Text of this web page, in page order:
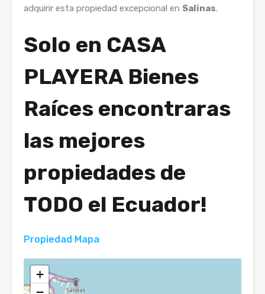
adquirir esta propiedad excepcional en Salinas.
Solo en CASA
PLAYERA Bienes
Raíces encontraras
las mejores
propiedades de
TODO el Ecuador!
Propiedad Mapa
+